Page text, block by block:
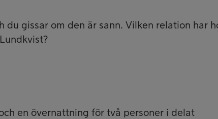
du gissar om den är sann. Vilken relation har
en övernattning för två personer i delat